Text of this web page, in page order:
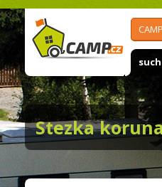
Stezka